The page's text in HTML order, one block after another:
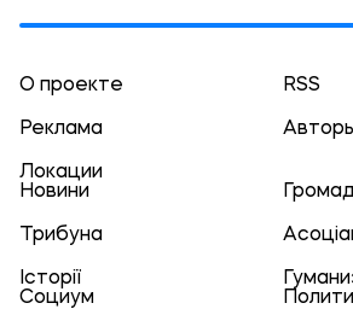
О проекте RSS
Реклама
Локации
Новини
Трибуна
Історії
Социум